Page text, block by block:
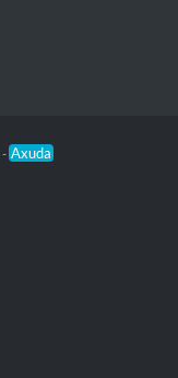
- Axuda